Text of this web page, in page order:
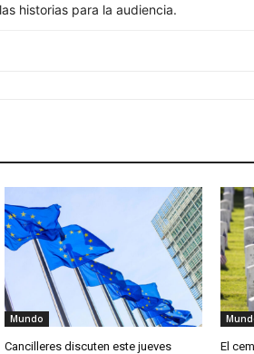
historias para la audiencia.
Mundo
Cancilleres discuten este jueves
El